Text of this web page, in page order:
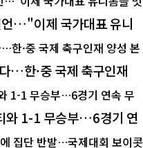
언…"이제 국가대표 유니
…한·중 국제 축구인재
와 1-1 무승부…6경기 연